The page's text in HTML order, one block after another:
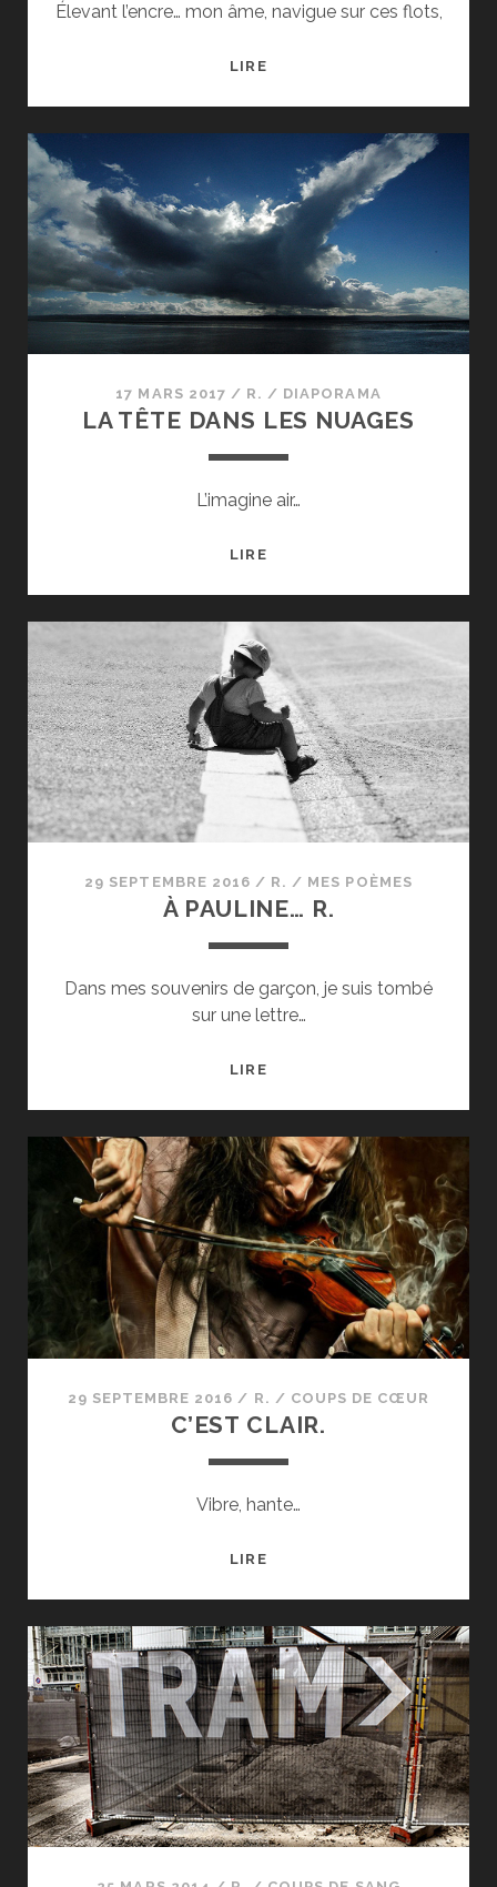
Élevant l’encre… mon âme, navigue sur ces flots,
LIRERÊVES
17 MARS 2017 / R. / DIAPORAMA
LA TÊTE DANS LES NUAGES
L’imagine air…
LIRELA
NUAGES
29 SEPTEMBRE 2016 / R. / MES POÈMES
À PAULINE… R.
Dans mes souvenirs de garçon, je suis tombé
sur une lettre…
LIREÀ
29 SEPTEMBRE 2016 / R. / COUPS DE CŒUR
C’EST CLAIR.
Vibre, hante…
LIREC’EST